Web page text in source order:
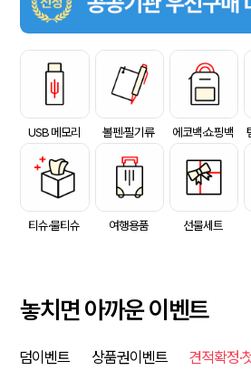
USB 메모리 볼펜·필기류 에코백·쇼핑백
티슈·물티슈 여행용품 선물세트
놓치면 아까운 이벤트
덤이벤트 상품권이벤트 견적확정·